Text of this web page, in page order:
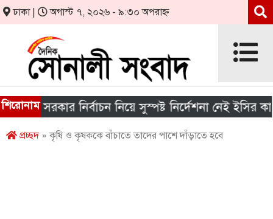
ঢাকা | অগাস্ট ৭, ২০২৬ - ৯:৩০ অপরাহ্ন
শিরোনাম
সরকার নির্বাচন নিয়ে সুস্পষ্ট নির্দেশনা নেই ইসির কাছে
প্রচ্ছদ» কৃষি ও কৃষককে বাঁচাতে তাদের পাশে দাঁড়াতে হবে